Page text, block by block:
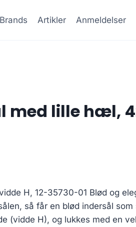
Brands Artikler Anmeldelser
med lille hæl,
H, 12-35730-01 Blød og
så får en blød indersål
(vidde H), og lukkes med en